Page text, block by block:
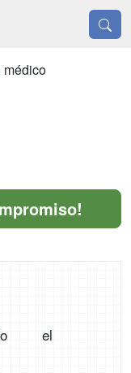
médico
el